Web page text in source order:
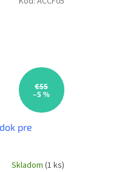
€55
–5 %
pre
Skladom (1 ks)